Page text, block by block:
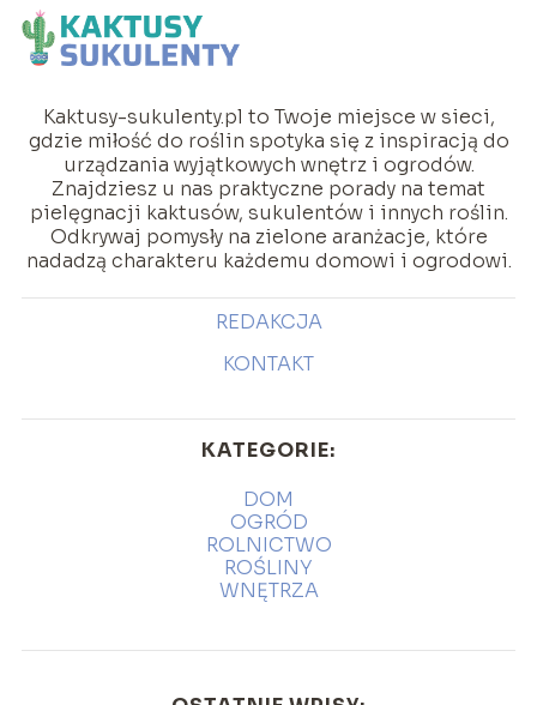
Kaktusy-sukulenty.pl to Twoje miejsce w sieci,
gdzie miłość do roślin spotyka się z inspiracją do
urządzania wyjątkowych wnętrz i ogrodów.
Znajdziesz u nas praktyczne porady na temat
pielęgnacji kaktusów, sukulentów i innych roślin.
Odkrywaj pomysły na zielone aranżacje, które
nadadzą charakteru każdemu domowi i ogrodowi.
REDAKCJA
KONTAKT
KATEGORIE:
DOM
OGRÓD
ROLNICTWO
ROŚLINY
WNĘTRZA